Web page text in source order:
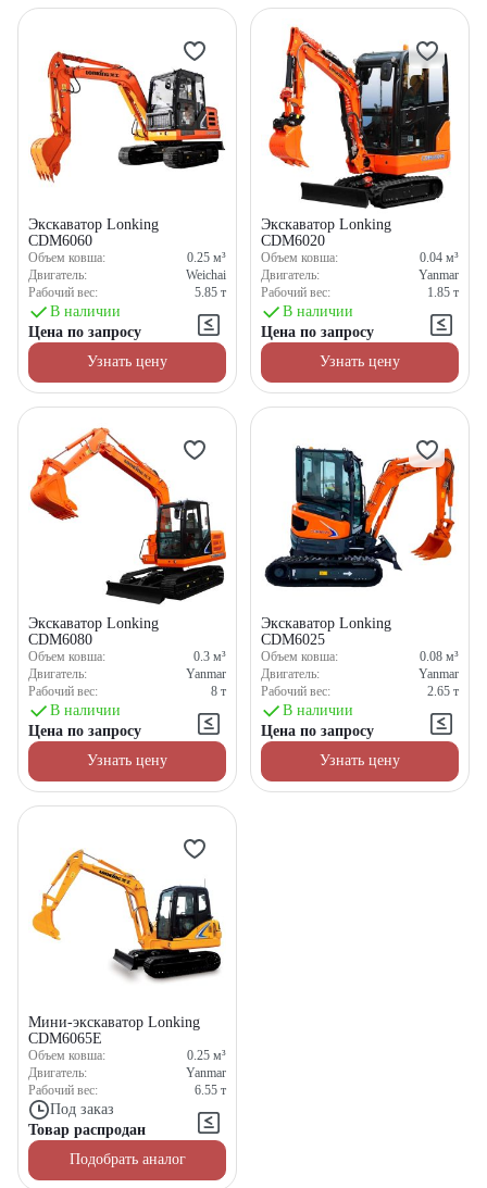
Экскаватор Lonking
CDM6060
Объем ковша: 0.25 м³
Двигатель:
Weichai
Рабочий вес:
5.85 т
В наличии
Цена по запросу
Узнать цену
Экскаватор Lonking
CDM6020
Объем ковша: 0.04 м³
Двигатель:
Yanmar
Рабочий вес:
1.85 т
В наличии
Цена по запросу
Узнать цену
Экскаватор Lonking
CDM6080
Объем ковша: 0.3 м³
Двигатель:
Yanmar
Рабочий вес:
8 т
В наличии
Цена по запросу
Узнать цену
Экскаватор Lonking
CDM6025
Объем ковша: 0.08 м³
Двигатель:
Yanmar
Рабочий вес:
2.65 т
В наличии
Цена по запросу
Узнать цену
Мини-экскаватор Lonking
CDM6065E
Объем ковша: 0.25 м³
Двигатель:
Yanmar
Рабочий вес:
6.55 т
Под заказ
Товар распродан
Подобрать аналог